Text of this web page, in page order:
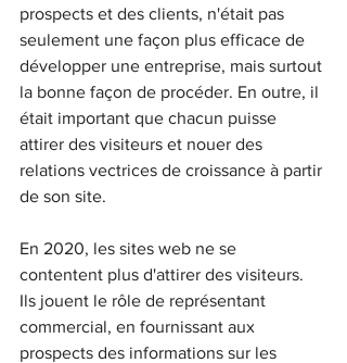
prospects et des clients, n'était pas
seulement une façon plus efficace de
développer une entreprise, mais surtout
la bonne façon de procéder. En outre, il
était important que chacun puisse
attirer des visiteurs et nouer des
relations vectrices de croissance à partir
de son site.
En 2020, les sites web ne se
contentent plus d'attirer des visiteurs.
Ils jouent le rôle de représentant
commercial, en fournissant aux
prospects des informations sur les